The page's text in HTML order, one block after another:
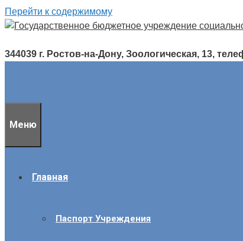
Перейти к содержимому
344039 г. Ростов-на-Дону, Зоологическая, 13,
Меню
Главная
Паспорт Учреждения